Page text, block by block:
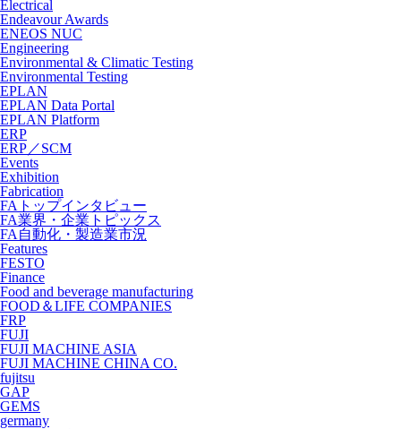
Electrical
Endeavour Awards
ENEOS NUC
Engineering
Environmental & Climatic Testing
Environmental Testing
EPLAN
EPLAN Data Portal
EPLAN Platform
ERP
ERP／SCM
Events
Exhibition
Fabrication
FAトップインタビュー
FA業界・企業トピックス
FA自動化・製造業市況
Features
FESTO
Finance
Food and beverage manufacturing
FOOD＆LIFE COMPANIES
FRP
FUJI
FUJI MACHINE ASIA
FUJI MACHINE CHINA CO.
fujitsu
GAP
GEMS
germany